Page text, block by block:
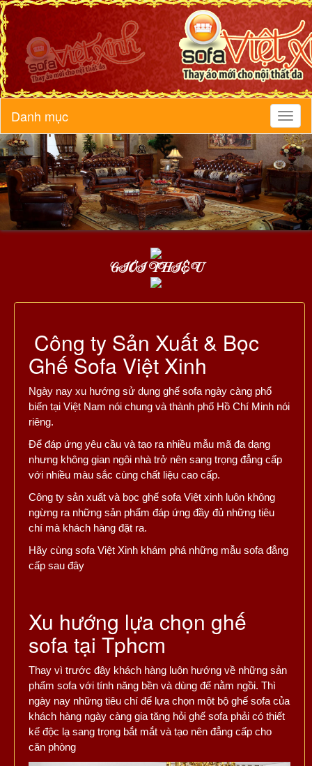
Danh mục
GIỚI THIỆU
Công ty Sản Xuất & Bọc
Ghế Sofa Việt Xinh
Ngày nay xu hướng sử dụng ghế sofa ngày càng phổ
biến tại Việt Nam nói chung và thành phố Hồ Chí Minh nói
riêng.
Để đáp ứng yêu cầu và tạo ra nhiều mẫu mã đa dạng
nhưng không gian ngôi nhà trở nên sang trọng đẳng cấp
với nhiều màu sắc cùng chất liệu cao cấp.
Công ty sản xuất và bọc ghế sofa Việt xinh luôn không
ngừng ra những sản phẩm đáp ứng đầy đủ những tiêu
chí mà khách hàng đặt ra.
Hãy cùng sofa Việt Xinh khám phá những mẫu sofa đẳng
cấp sau đây
Xu hướng lựa chọn ghế
sofa tại Tphcm
Thay vì trước đây khách hàng luôn hướng về những sản
phẩm sofa với tính năng bền và dùng để nằm ngồi. Thì
ngày nay những tiêu chí để lựa chọn một bộ ghế sofa của
khách hàng ngày càng gia tăng hỏi ghế sofa phải có thiết
kế độc lạ sang trọng bắt mắt và tạo nên đẳng cấp cho
căn phòng